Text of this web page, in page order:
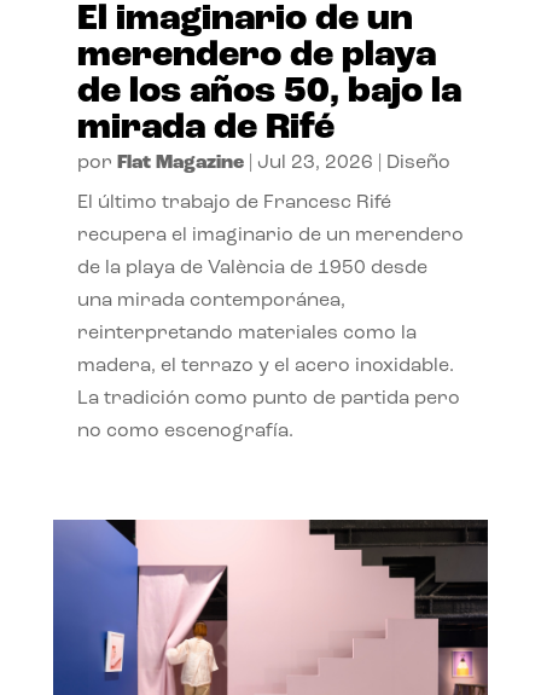
El imaginario de un
merendero de playa
de los años 50, bajo la
mirada de Rifé
por Flat Magazine| Jul 23, 2026 Diseño
El último trabajo de Francesc Rifé
recupera el imaginario de un merendero
de la playa de València de 1950 desde
una mirada contemporánea,
reinterpretando materiales como la
madera, el terrazo y el acero inoxidable.
La tradición como punto de partida pero
no como escenografía.